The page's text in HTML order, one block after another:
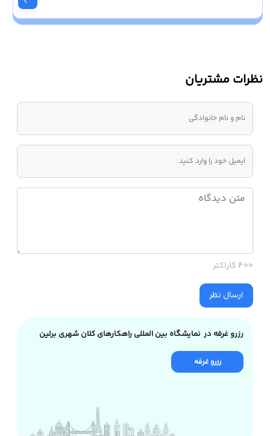
نظرات مشتریان
400 کاراکتر
ارسال نظر
رزرو غرفه در نمایشگاه بین المللی راهکارهای کلان شهری برلین
رزرو غرفه